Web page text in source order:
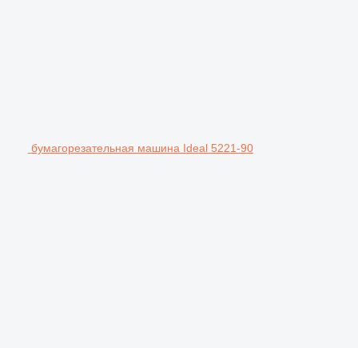
бумагорезательная машина Ideal 5221-90